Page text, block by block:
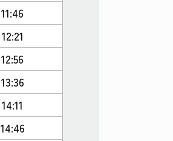
11:46
12:21
12:56
13:36
14:11
14:46